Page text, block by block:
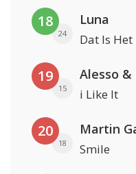
18
24
Luna
Dat Is Het
19
15
Alesso
i Like It
20
18
Martin
Smile